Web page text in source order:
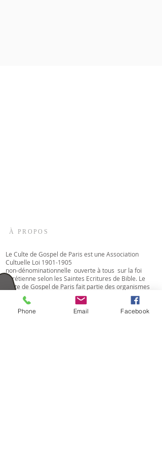
À PROPOS
Le Culte de Gospel de Paris est une Association
Cultuelle Loi 1901-1905
non-dénominationnelle ouverte à tous sur la foi
chrétienne selon les Saintes Ecritures de Bible. Le
Culte de Gospel de Paris fait partie des organismes
du CRC INTERNATIONAL.
Phone Email Facebook